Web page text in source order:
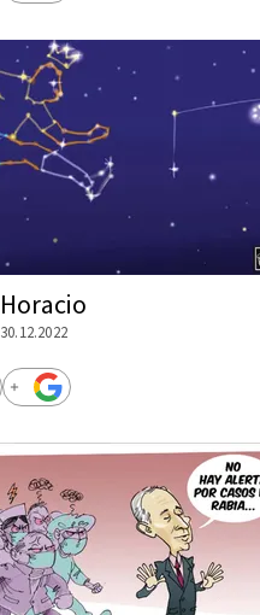
Horacio
30.12.2022